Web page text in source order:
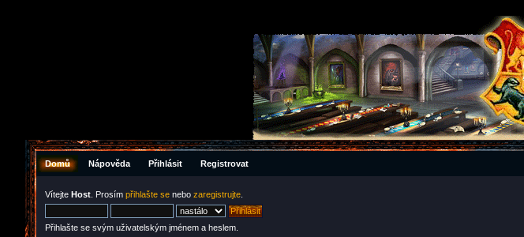
Domů Nápověda Přihlásit Registrovat
Vítejte Host . Prosím přihlašte se nebo zaregistrujte
Přihlašte se svým uživatelským jménem a heslem.